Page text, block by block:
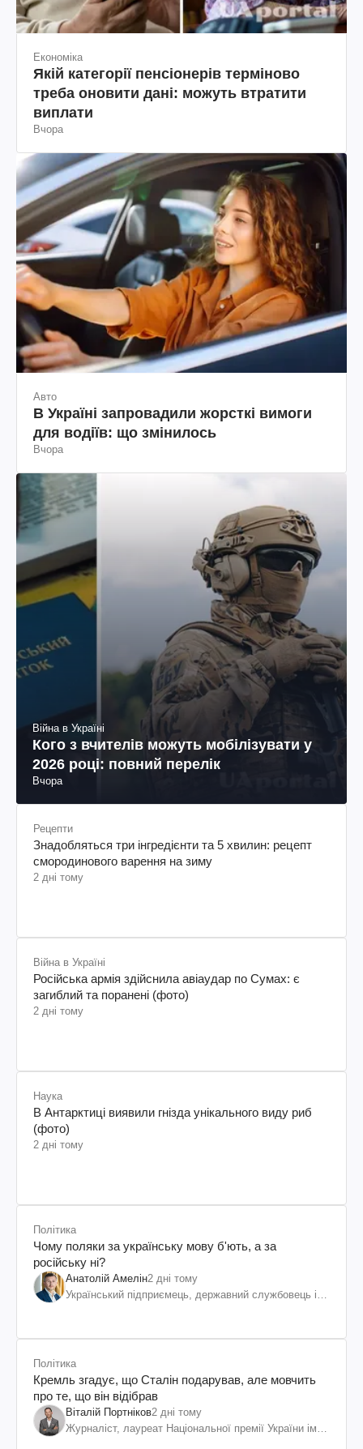
Економіка
Якій категорії пенсіонерів терміново
треба оновити дані: можуть втратити
виплати
Вчора
Авто
В Україні запровадили жорсткі вимоги
для водіїв: що змінилось
Вчора
Війна в Україні
Кого з вчителів можуть мобілізувати у
2026 році: повний перелік
Вчора
Рецепти
Знадобляться три інгредієнти та 5 хвилин: рецепт
смородинового варення на зиму
2 дні тому
Війна в Україні
Російська армія здійснила авіаудар по Сумах: є
загиблий та поранені (фото)
2 дні тому
Наука
В Антарктиці виявили гнізда унікального виду риб
(фото)
2 дні тому
Політика
Чому поляки за українську мову б'ють, а за
російську ні?
Анатолій Амелін2 дні тому
Український підприємець, державний службовець і
Політика
Кремль згадує, що Сталін подарував, але мовчить
про те, що він відібрав
Віталій Портніков2 дні тому
Журналіст, лауреат Національної премії України ім.